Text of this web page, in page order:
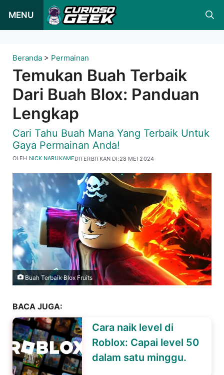
ke
MENU
Beranda > Permainan
Temukan Buah Terbaik
Dari Buah Blox: Panduan
Lengkap
Cari Tahu Buah Mana Yang Terbaik Untuk
Gaya Permainan Anda!
DITERBITKAN DI:28 MEI 2024
OLEH NICK NARUKAME
Buah Terbaik Blox Fruits
BACA JUGA:
Cara naik level di
Roblox: Capai level 50
dalam satu minggu.